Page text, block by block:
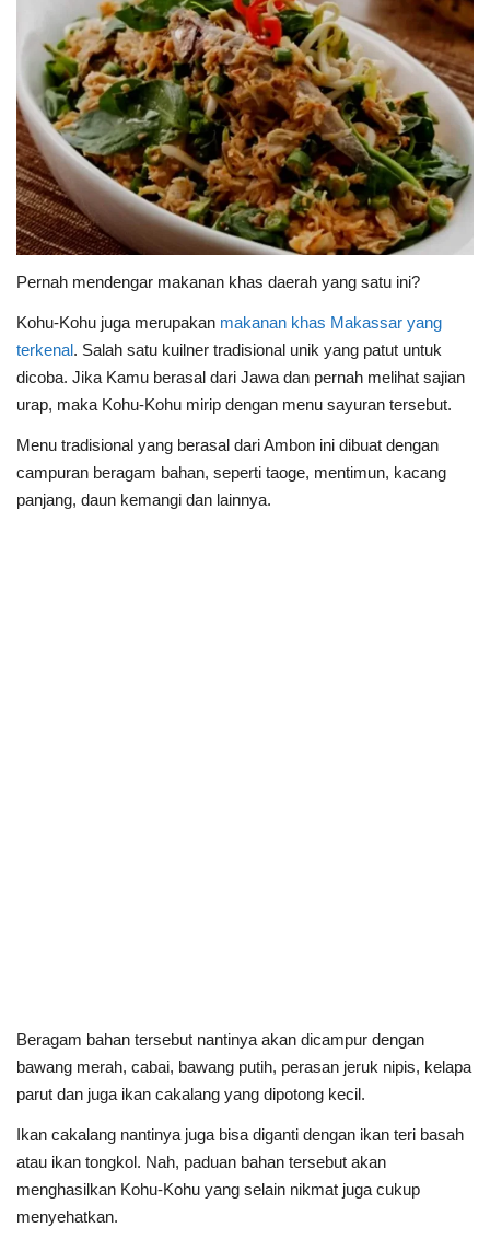
Pernah mendengar makanan khas daerah yang satu ini?
Kohu-Kohu juga merupakan makanan khas Makassar yang
terkenal. Salah satu kuilner tradisional unik yang patut untuk
dicoba. Jika Kamu berasal dari Jawa dan pernah melihat sajian
urap, maka Kohu-Kohu mirip dengan menu sayuran tersebut.
Menu tradisional yang berasal dari Ambon ini dibuat dengan
campuran beragam bahan, seperti taoge, mentimun, kacang
panjang, daun kemangi dan lainnya.
Beragam bahan tersebut nantinya akan dicampur dengan
bawang merah, cabai, bawang putih, perasan jeruk nipis, kelapa
parut dan juga ikan cakalang yang dipotong kecil.
Ikan cakalang nantinya juga bisa diganti dengan ikan teri basah
atau ikan tongkol. Nah, paduan bahan tersebut akan
menghasilkan Kohu-Kohu yang selain nikmat juga cukup
menyehatkan.